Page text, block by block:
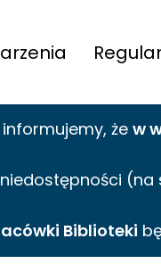
informujemy, że w
(na
Biblioteki